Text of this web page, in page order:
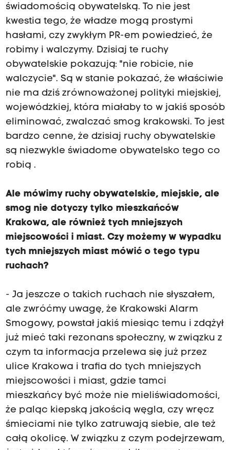
świadomością obywatelską. To nie jest
kwestia tego, że władze mogą prostymi
hasłami, czy zwykłym PR-em powiedzieć, że
robimy i walczymy. Dzisiaj te ruchy
obywatelskie pokazują: "nie robicie, nie
walczycie". Są w stanie pokazać, że właściwie
nie ma dziś zrównoważonej polityki miejskiej,
wojewódzkiej, która miałaby to w jakiś sposób
eliminować, zwalczać smog krakowski. To jest
bardzo cenne, że dzisiaj ruchy obywatelskie
są niezwykle świadome obywatelsko tego co
robią .
Ale mówimy ruchy obywatelskie, miejskie, ale
smog nie dotyczy tylko mieszkańców
Krakowa, ale również tych mniejszych
miejscowości i miast. Czy możemy w wypadku
tych mniejszych miast mówić o tego typu
ruchach?
- Ja jeszcze o takich ruchach nie słyszałem,
ale zwróćmy uwagę, że Krakowski Alarm
Smogowy, powstał jakiś miesiąc temu i zdążył
już mieć taki rezonans społeczny, w związku z
czym ta informacja przelewa się już przez
ulice Krakowa i trafia do tych mniejszych
miejscowości i miast, gdzie tamci
mieszkańcy być może nie mieliświadomości,
że paląc kiepską jakością węgla, czy wręcz
śmieciami nie tylko zatruwają siebie, ale też
całą okolicę. W związku z czym podejrzewam,